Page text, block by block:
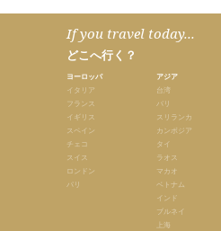
If you travel today...
どこへ行く？
ヨーロッパ
イタリア
フランス
イギリス
スペイン
チェコ
スイス
ロンドン
パリ
アジア
台湾
バリ
スリランカ
カンボジア
タイ
ラオス
マカオ
ベトナム
インド
ブルネイ
上海